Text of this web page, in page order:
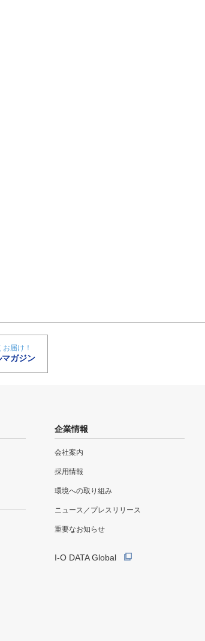
届け！
ガジン
企業情報
会社案内
採用情報
環境への取り組み
ニュース／プレスリリース
重要なお知らせ
I-O DATA Global